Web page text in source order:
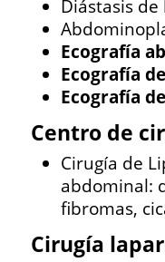
Diástasis
Ecografía
Ecografía
Ecografía
Centro de
Cirugía de
abdominal:
fibromas,
Cirugía